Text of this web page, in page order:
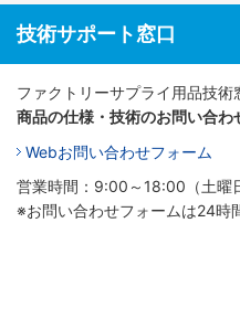
技術サポート窓口
ファクトリーサプライ用品技術
商品の仕様・技術のお問い合わ
Webお問い合わせフォーム
営業時間：9:00～18:00（土曜
※お問い合わせフォームは24時